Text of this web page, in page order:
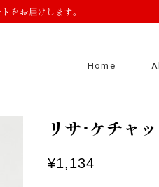
をお届けします。
Home
リサ･ケチャ
¥1,134